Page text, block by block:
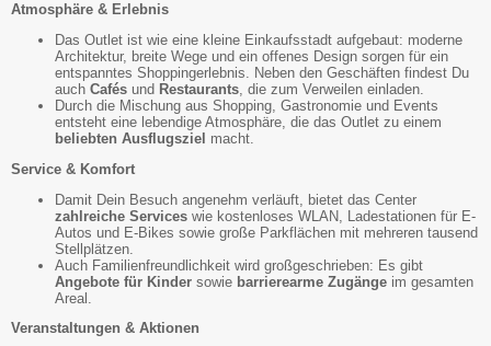
Atmosphäre & Erlebnis
Das Outlet ist wie eine kleine Einkaufsstadt aufgebaut: moderne
Architektur, breite Wege und ein offenes Design sorgen für ein
entspanntes Shoppingerlebnis. Neben den Geschäften findest Du
auch Cafés und Restaurants , die zum Verweilen einladen.
Durch die Mischung aus Shopping, Gastronomie und Events
entsteht eine lebendige Atmosphäre, die das Outlet zu einem
beliebten Ausflugsziel macht.
Service & Komfort
Damit Dein Besuch angenehm verläuft, bietet das Center
zahlreiche Services wie kostenloses WLAN, Ladestationen für E-
Autos und E-Bikes sowie große Parkflächen mit mehreren tausend
Stellplätzen.
Auch Familienfreundlichkeit wird großgeschrieben: Es gibt
Angebote für Kinder sowie barrierearme Zugänge im gesamten
Areal.
Veranstaltungen & Aktionen